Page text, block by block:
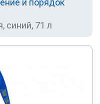
и порядок
синий, 71 л